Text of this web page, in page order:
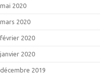
mai 2020
mars 2020
février 2020
janvier 2020
décembre 2019